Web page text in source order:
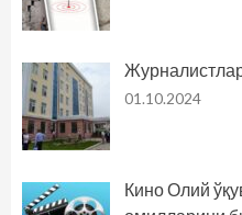
01.10.2024
Кино Олий